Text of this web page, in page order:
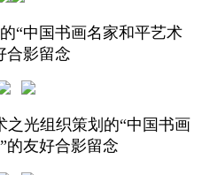
“中国书画名家和平艺术
合影留念
光组织策划的“中国书画
的友好合影留念